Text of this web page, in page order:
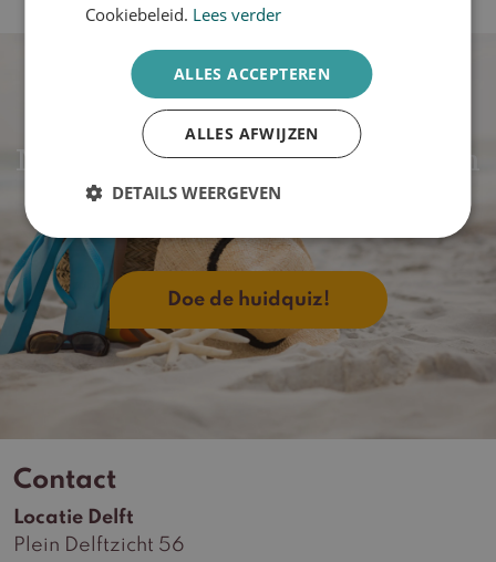
NIEUW: Welke SPF past bij mijn
huid?
Doe de huidquiz!
Contact
Locatie Delft
Plein Delftzicht 56
Cookiebeleid. Lees verder
ALLES ACCEPTEREN
ALLES AFWIJZEN
DETAILS WEERGEVEN